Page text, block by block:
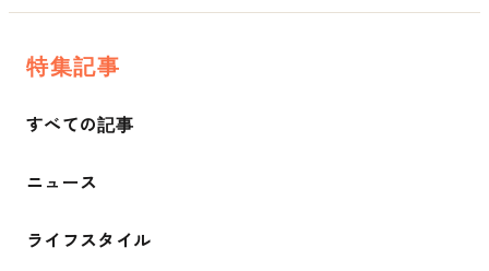
特集記事
すべての記事
ニュース
ライフスタイル